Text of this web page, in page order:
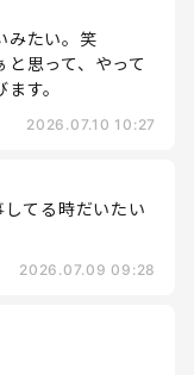
みたい。笑
思って、やって
す。
2026.07.10 10:27
てる時だいたい
2026.07.09 09:28